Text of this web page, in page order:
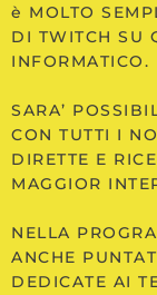
è MOLTO
DI TWITCH SU
INFORMATICO.
SARA’
CON TUTTI I
DIRETTE E
MAGGIOR
NELLA
ANCHE
DEDICATE AI